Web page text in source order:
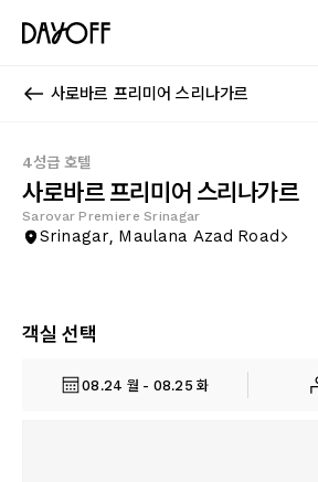
사로바르 프리미어 스리나가르
4성급 호텔
사로바르 프리미어 스리나가르
Sarovar Premiere Srinagar
Srinagar, Maulana Azad Road
객실 선택
08.24 월 - 08.25 화